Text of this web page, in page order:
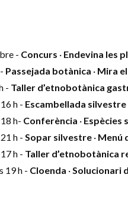
- Concurs · Endevina les
Passejada botànica · Mira
- Taller d’etnobotànica
h - Escambellada silvestre
h- Conferència · Espècies
h - Sopar silvestre· Menú
h - Taller d’etnobotànica
19 h - Cloenda · Solucionari